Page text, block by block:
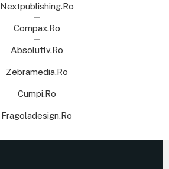
Nextpublishing.ro
Compax.ro
Absoluttv.ro
Zebramedia.ro
Cumpi.ro
Fragoladesign.ro